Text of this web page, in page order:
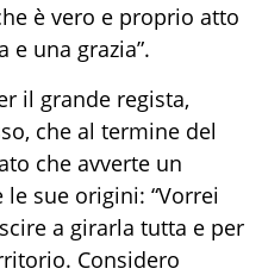
è vero e proprio atto
e una grazia”.
il grande regista,
che al termine del
che avverte un
sue origini: “Vorrei
a girarla tutta e per
Considero